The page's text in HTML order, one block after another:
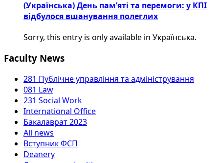
(Українська) День пам’яті та перемоги: у КПІ
відбулося вшанування полеглих
Sorry, this entry is only available in Українська.
Faculty News
281 Публічне управління та адміністрування
081 Law
231 Social Work
International Office
Бакалаврат 2023
All news
Вступник ФСП
Deanery